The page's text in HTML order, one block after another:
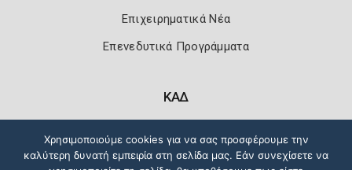
Επιχειρηματικά Νέα
Επενεδυτικά Προγράμματα
ΚΑΔ
Χρησιμοποιούμε cookies για να σας προσφέρουμε την
καλύτερη δυνατή εμπειρία στη σελίδα μας. Εάν συνεχίσετε να